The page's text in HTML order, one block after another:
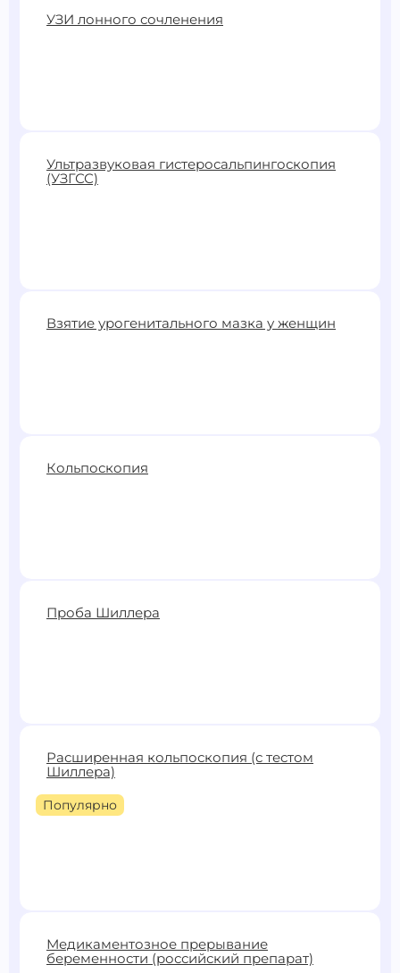
3100 ₽
УЗИ лонного сочленения
1800 ₽
Записаться
Ультразвуковая гистеросальпингоскопия
(УЗГСС)
6500 ₽
Взятие урогенитального мазка у женщин
450 ₽
Кольпоскопия
1900 ₽
Проба Шиллера
600 ₽
Записаться
Расширенная кольпоскопия (с тестом
Шиллера)
Популярно
2500 ₽
Записаться
Медикаментозное прерывание
беременности (российский препарат)